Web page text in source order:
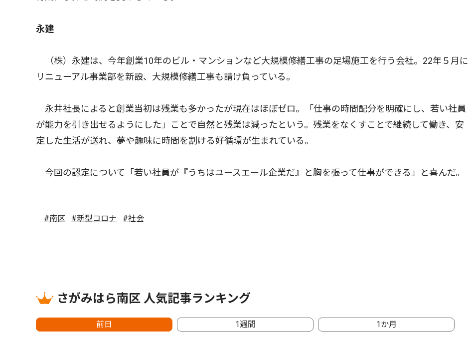
永建
（株）永建は、今年創業10年のビル・マンションなど大規模修繕工事の足場施工を行う会社。22年５月に
リニューアル事業部を新設、大規模修繕工事も請け負っている。
永井社長によると創業当初は残業も多かったが現在はほぼゼロ。「仕事の時間配分を明確にし、若い社員
が能力を引き出せるようにした」ことで自然と残業は減ったという。残業をなくすことで継続して働き、安
定した生活が送れ、夢や趣味に時間を割ける好循環が生まれている。
今回の認定について「若い社員が『うちはユースエール企業だ』と胸を張って仕事ができる」と喜んだ。
#南区 #新型コロナ #社会
さがみはら南区 人気記事ランキング
前日 1週間 1か月